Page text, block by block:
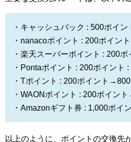
・キャッシュバック : 500ポイ
・nanacoポイント : 200ポイン
・楽天スーパーポイント : 200
・Pontaポイント : 200ポイント
・Tポイント : 200ポイント→800
・WAONポイント : 200ポイン
・Amazonギフト券 : 1,000ポイ
以上のように、ポイントの交換先